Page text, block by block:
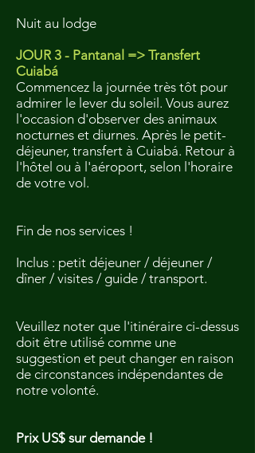
Nuit au lodge
JOUR 3 - Pantanal => Transfert
Cuiabá
Commencez la journée très tôt pour
admirer le lever du soleil. Vous aurez
l'occasion d'observer des animaux
nocturnes et diurnes. Après le petit-
déjeuner, transfert à Cuiabá. Retour à
l'hôtel ou à l'aéroport, selon l'horaire
de votre vol.
Fin de nos services !
Inclus : petit déjeuner / déjeuner /
dîner / visites / guide / transport.
Veuillez noter que l'itinéraire ci-dessus
doit être utilisé comme une
suggestion et peut changer en raison
de circonstances indépendantes de
notre volonté.
Prix US$ sur demande !